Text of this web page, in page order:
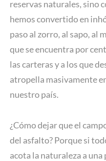
reservas naturales, sino
hemos convertido en
paso al zorro, al sapo, al
que se encuentra por
las carteras y a los que
atropella masivamente
nuestro país.
¿Cómo dejar que el
del asfalto? Porque si
acota la naturaleza a